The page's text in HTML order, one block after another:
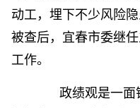
动工，埋下不少风险
被查后，宜春市委继
工作。
政绩观是一面